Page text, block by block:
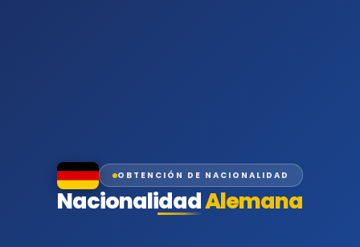
OBTENCIÓN DE NACIONALIDAD
NacionalidadAlemana